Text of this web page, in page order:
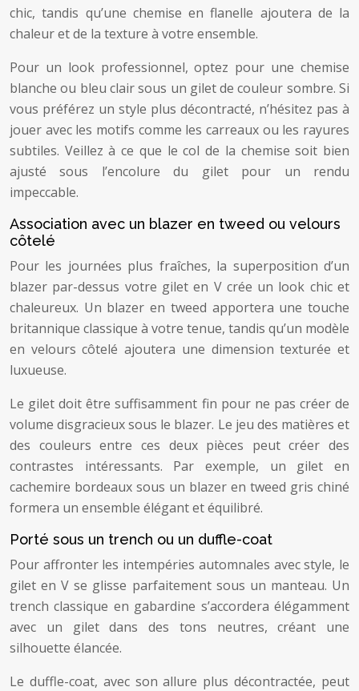
chic, tandis qu’une chemise en flanelle ajoutera de la
chaleur et de la texture à votre ensemble.
Pour un look professionnel, optez pour une chemise
blanche ou bleu clair sous un gilet de couleur sombre. Si
vous préférez un style plus décontracté, n’hésitez pas à
jouer avec les motifs comme les carreaux ou les rayures
subtiles. Veillez à ce que le col de la chemise soit bien
ajusté sous l’encolure du gilet pour un rendu
impeccable.
Association avec un blazer en tweed ou velours
côtelé
Pour les journées plus fraîches, la superposition d’un
blazer par-dessus votre gilet en V crée un look chic et
chaleureux. Un blazer en tweed apportera une touche
britannique classique à votre tenue, tandis qu’un modèle
en velours côtelé ajoutera une dimension texturée et
luxueuse.
Le gilet doit être suffisamment fin pour ne pas créer de
volume disgracieux sous le blazer. Le jeu des matières et
des couleurs entre ces deux pièces peut créer des
contrastes intéressants. Par exemple, un gilet en
cachemire bordeaux sous un blazer en tweed gris chiné
formera un ensemble élégant et équilibré.
Porté sous un trench ou un duffle-coat
Pour affronter les intempéries automnales avec style, le
gilet en V se glisse parfaitement sous un manteau. Un
trench classique en gabardine s’accordera élégamment
avec un gilet dans des tons neutres, créant une
silhouette élancée.
Le duffle-coat, avec son allure plus décontractée, peut